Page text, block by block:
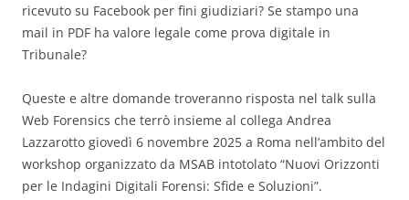
ricevuto su Facebook per fini giudiziari? Se stampo una
mail in PDF ha valore legale come prova digitale in
Tribunale?
Queste e altre domande troveranno risposta nel talk sulla
Web Forensics che terrò insieme al collega Andrea
Lazzarotto giovedì 6 novembre 2025 a Roma nell’ambito del
workshop organizzato da MSAB intotolato “Nuovi Orizzonti
per le Indagini Digitali Forensi: Sfide e Soluzioni”.